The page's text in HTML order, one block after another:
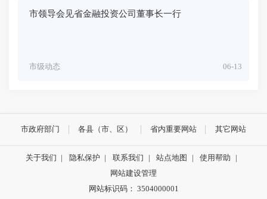
市领导会见省金融投资公司董事长一行
06-13
市级动态
市政府部门 各县（市、区） 省内重要网站 其它网站
关于我们 | 隐私保护 | 联系我们 | 站点地图 | 使用帮助
|
网站建设管理
网站标识码： 3504000001